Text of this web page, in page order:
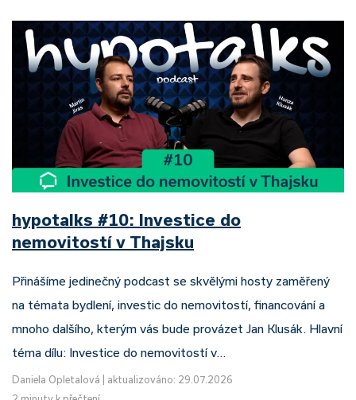
hypotalks #10: Investice do
nemovitostí v Thajsku
Přinášíme jedinečný podcast se skvělými hosty zaměřený
na témata bydlení, investic do nemovitostí, financování a
mnoho dalšího, kterým vás bude provázet Jan Klusák. Hlavní
téma dílu: Investice do nemovitostí v…
Daniela Opletalová
aktualizováno: 29.07.2026